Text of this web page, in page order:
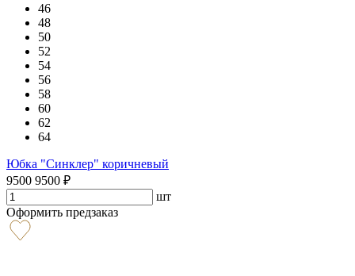
46
48
50
52
54
56
58
60
62
64
Юбка "Синклер" коричневый
9500 9500 ₽
шт
Оформить предзаказ